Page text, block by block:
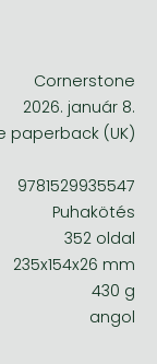
Cornerstone
2026. január 8.
paperback (UK)
9781529935547
Puhakötés
352 oldal
235x154x26 mm
430 g
angol